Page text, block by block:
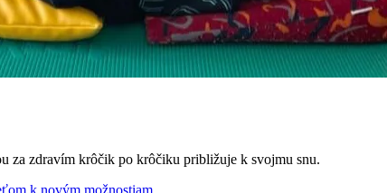
za zdravím krôčik po krôčiku približuje k svojmu snu.